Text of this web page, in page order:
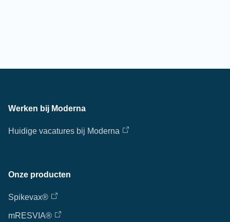
Werken bij Moderna
Huidige vacatures bij Moderna
Onze producten
Spikevax®
mRESVIA®